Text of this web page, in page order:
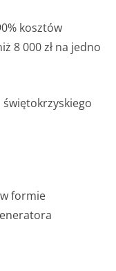
kosztów
8 000 zł na jedno
formie